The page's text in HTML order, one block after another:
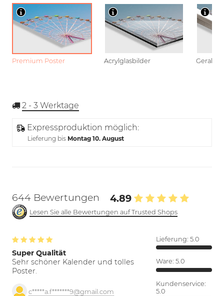
Premium Poster Acrylglasbilder
2 - 3 Werktage
Expressproduktion möglich:
Lieferung bis Montag 10. August
644 Bewertungen 4.89
Lesen Sie alle Bewertungen auf Trusted Shops
Super Qualität
Sehr schöner Kalender und tolles
Poster.
c*****a.f*******9@gmail.com
Lieferung: 5.0
Ware: 5.0
Kundenservice:
5.0